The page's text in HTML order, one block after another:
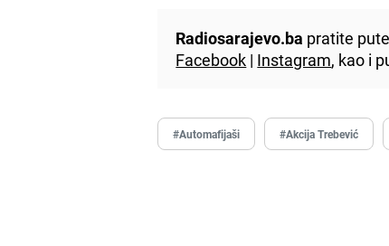
Radiosarajevo.ba pratite
Facebook | Instagram, kao i
#Automafijaši #Akcija Trebević